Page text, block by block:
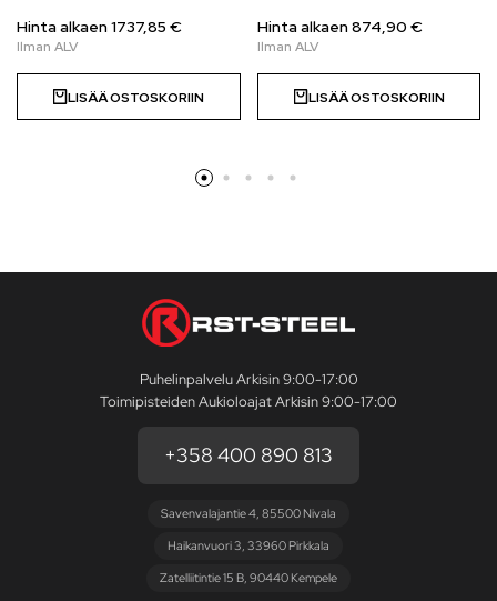
Hinta alkaen1737,85 €
LISÄÄ OSTOSKORIIN
Hinta alkaen874,90 €
LISÄÄ OSTOSKORIIN
Puhelinpalvelu Arkisin 9:00-17:00
Toimipisteiden Aukioloajat Arkisin 9:00-17:00
+358 400 890 813
Savenvalajantie 4, 85500 Nivala
Haikanvuori 3, 33960 Pirkkala
Zatelliitintie 15 B, 90440 Kempele